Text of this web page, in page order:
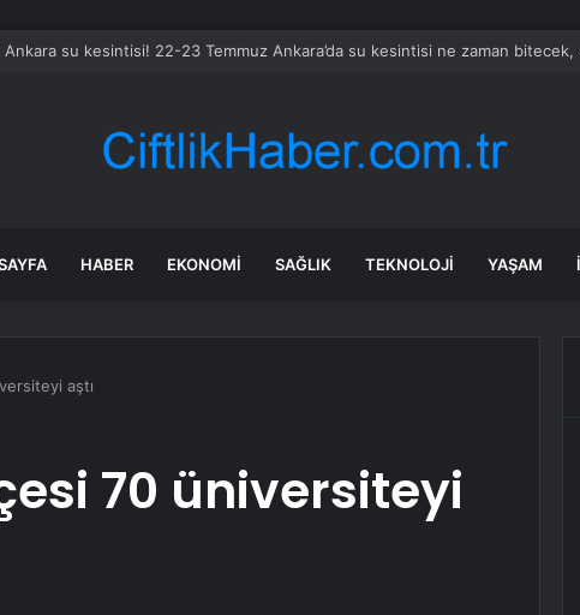
İSKİ su kesintisi! 22-23 Temmuz İstanbul’da su kesintisi ne zaman
HABER EKONOMI SAĞLIK TEKNOLOJI YAŞAM
aştı
70 üniversiteyi